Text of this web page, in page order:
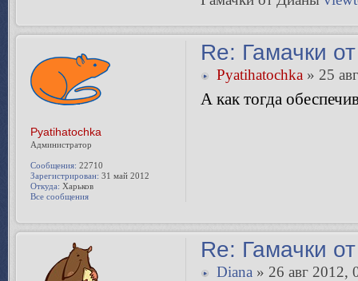
Re: Гамачки
Pyatihatochka » 25
А как тогда
Pyatihatochka
Администратор
Сообщения: 22710
Зарегистрирован: 31 май 2012
Откуда: Харьков
Все сообщения
Re: Гамачки
Diana » 26 авг 2012,